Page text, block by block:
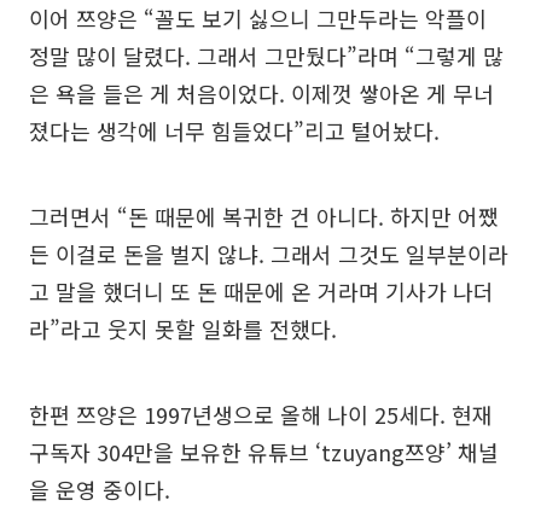
이어 쯔양은 “꼴도 보기 싫으니 그만두라는 악플이
정말 많이 달렸다. 그래서 그만뒀다”라며 “그렇게 많
은 욕을 들은 게 처음이었다. 이제껏 쌓아온 게 무너
졌다는 생각에 너무 힘들었다”리고 털어놨다.
그러면서 “돈 때문에 복귀한 건 아니다. 하지만 어쨌
든 이걸로 돈을 벌지 않냐. 그래서 그것도 일부분이라
고 말을 했더니 또 돈 때문에 온 거라며 기사가 나더
라”라고 웃지 못할 일화를 전했다.
한편 쯔양은 1997년생으로 올해 나이 25세다. 현재
구독자 304만을 보유한 유튜브 ‘tzuyang쯔양’ 채널
을 운영 중이다.